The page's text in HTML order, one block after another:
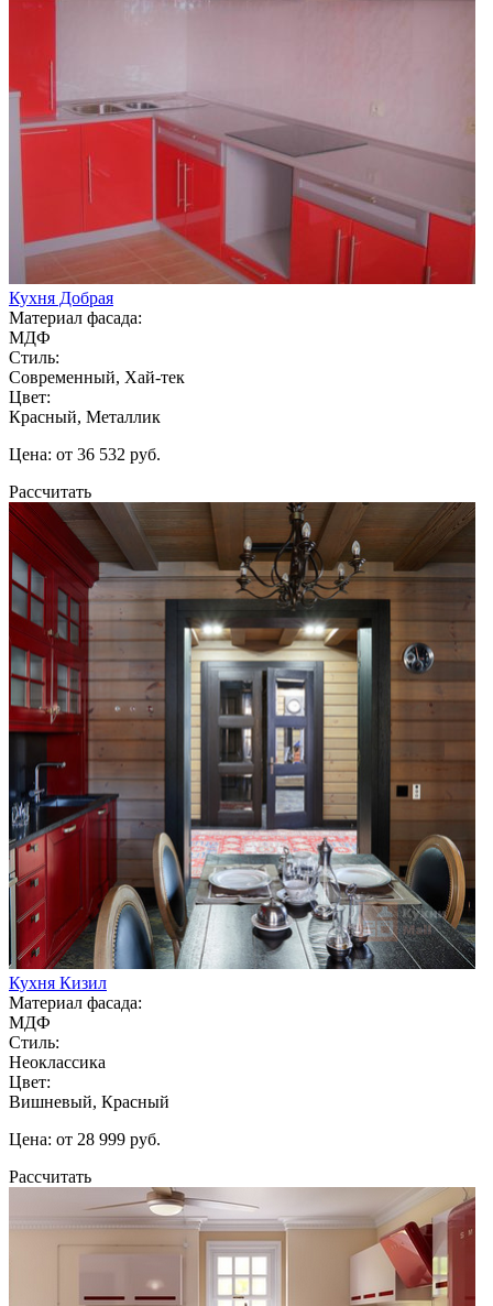
Кухня Добрая
Материал фасада:
МДФ
Стиль:
Современный, Хай-тек
Цвет:
Красный, Металлик
Цена: от 36 532 руб.
Рассчитать
Кухня Кизил
Материал фасада:
МДФ
Стиль:
Неоклассика
Цвет:
Вишневый, Красный
Цена: от 28 999 руб.
Рассчитать